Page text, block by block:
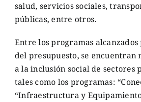
salud, servicios sociales,
públicas, entre otros.
Entre los programas
del presupuesto, se encuentran
a la inclusión social de sectores
tales como los programas:
“Infraestructura y